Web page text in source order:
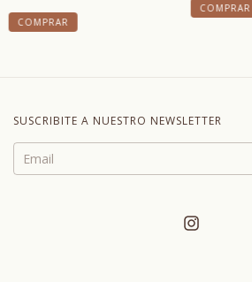
COMPRAR
COMPRAR
SUSCRIBITE A NUESTRO NEWSLETTER